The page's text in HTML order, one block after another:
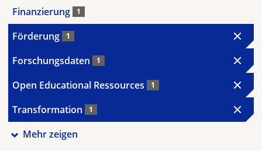
Finanzierung 1
Förderung 1
Forschungsdaten 1
Open Educational Ressources 1
Transformation 1
Mehr zeigen